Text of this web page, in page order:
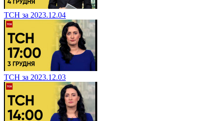
ТСН за 2023.12.04
ТСН за 2023.12.03